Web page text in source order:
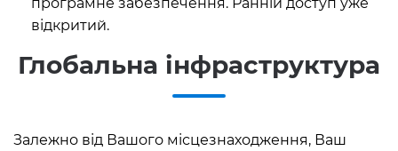
відкритий.
Глобальна інфраструктура
Залежно від Вашого місцезнаходження, Ваш